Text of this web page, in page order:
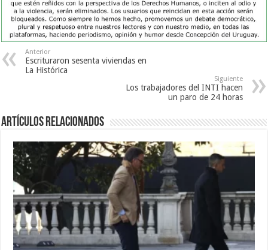
Anterior
Escrituraron sesenta viviendas en
La Histórica
Siguiente
Los trabajadores del INTI hacen
un paro de 24 horas
Artículos Relacionados